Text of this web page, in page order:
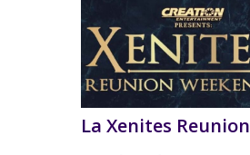
La Xenites Reunion